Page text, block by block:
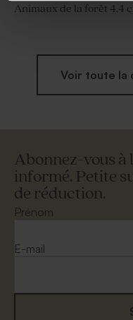
Animaux de la forêt 4,4
Voir toute la
Abonnez-vous à
informé. Petite
de réduction.
Prénom
E-mail